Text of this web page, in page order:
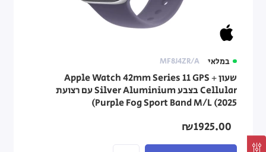
במלאי MF8J4ZR/A
שעון Apple Watch 42mm Series 11 GPS +
Cellular בצבע Silver Aluminium עם רצועת
Purple Fog Sport Band M/L (2025)
₪1925.00